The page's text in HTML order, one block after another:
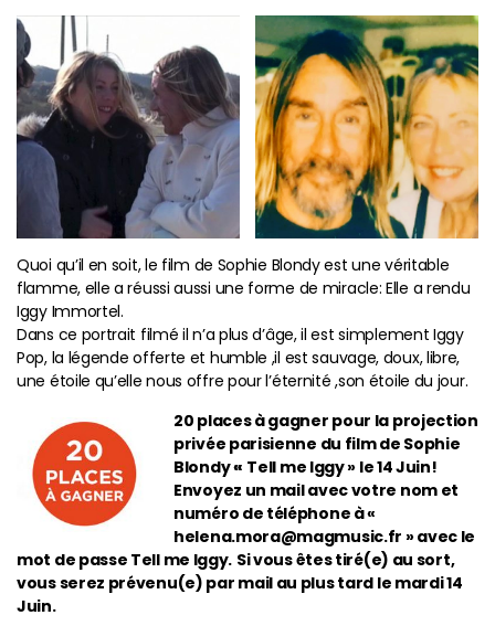
Quoi qu’il en soit, le film de Sophie Blondy est une véritable
flamme, elle a réussi aussi une forme de miracle: Elle a rendu
Iggy Immortel.
Dans ce portrait filmé il n’a plus d’âge, il est simplement Iggy
Pop, la légende offerte et humble ,il est sauvage, doux, libre,
une étoile qu’elle nous offre pour l’éternité ,son étoile du jour.
20 places à gagner pour la projection
privée parisienne du film de Sophie
Blondy« Tell me Iggy » le 14 Juin!
Envoyez un mail avec votre nom et
numéro de téléphone à «
helena.mora@magmusic.fr » avec le
mot de passe Tell me Iggy. Si vous êtes tiré(e) au sort,
vous serez prévenu(e) par mail au plus tard le mardi 14
Juin.